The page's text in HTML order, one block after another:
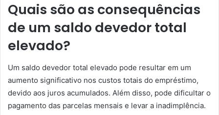
Quais são as consequências
de um saldo devedor total
elevado?
Um saldo devedor total elevado pode resultar em um
aumento significativo nos custos totais do empréstimo,
devido aos juros acumulados. Além disso, pode dificultar o
pagamento das parcelas mensais e levar a inadimplência.